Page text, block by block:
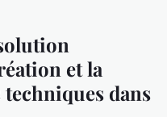
et la
dans